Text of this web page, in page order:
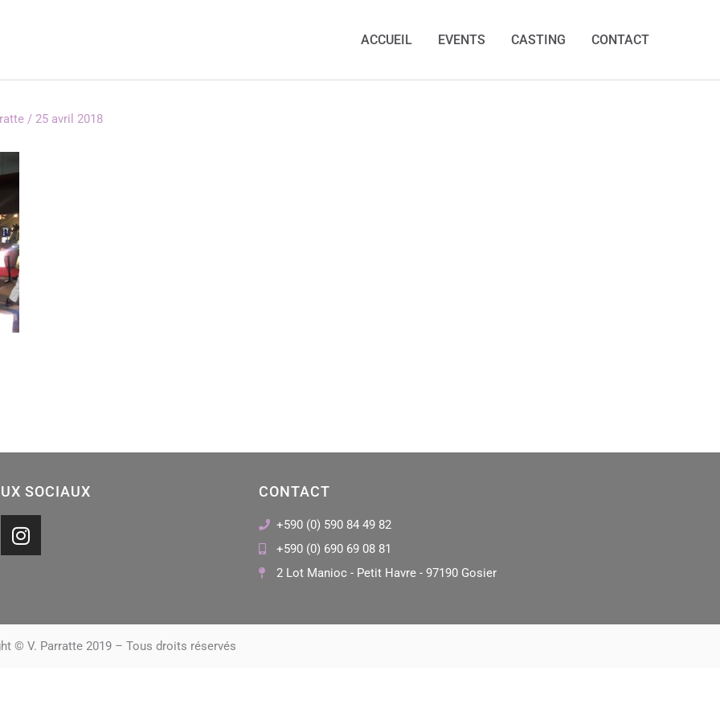
ACCUEIL EVENTS CASTING CONTACT
/25 avril 2018
SOCIAUX
I
n
g
r
CONTACT
+590 (0) 590 84 49 82
+590 (0) 690 69 08 81
2 Lot Manioc - Petit Havre - 97190 Gosier
© V. Parratte 2019 – Tous droits réservés